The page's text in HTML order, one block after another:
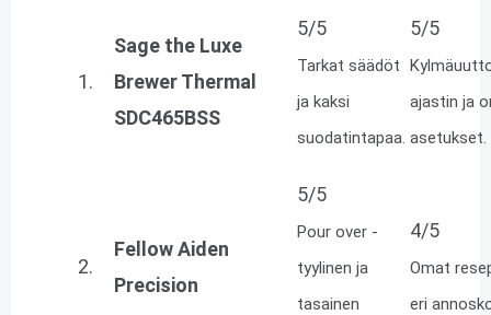
1.
Sage the Luxe
Brewer Thermal
SDC465BSS
5/5
Tarkat säädöt
ja kaksi
suodatintapaa.
5/5
ajastin ja
asetukset.
2.
Fellow Aiden
Precision
5/5
Pour over -
tyylinen ja
tasainen
4/5
Omat
eri